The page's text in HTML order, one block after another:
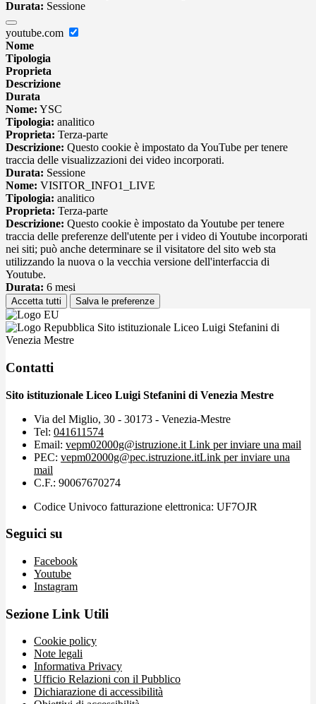
Durata: Sessione
youtube.com
Nome
Tipologia
Proprieta
Descrizione
Durata
Nome: YSC
Tipologia: analitico
Proprieta: Terza-parte
Descrizione: Questo cookie è impostato da YouTube per tenere
traccia delle visualizzazioni dei video incorporati.
Durata: Sessione
Nome: VISITOR_INFO1_LIVE
Tipologia: analitico
Proprieta: Terza-parte
Descrizione: Questo cookie è impostato da Youtube per tenere
traccia delle preferenze dell'utente per i video di Youtube incorporati
nei siti; può anche determinare se il visitatore del sito web sta
utilizzando la nuova o la vecchia versione dell'interfaccia di
Youtube.
Durata: 6 mesi
Accetta tutti Salva le preferenze
Sito istituzionale Liceo Luigi Stefanini di
Venezia Mestre
Contatti
Sito istituzionale Liceo Luigi Stefanini di Venezia Mestre
Via del Miglio, 30 - 30173 - Venezia-Mestre
Tel: 041611574
Email: vepm02000g@istruzione.it Link per inviare una mail
PEC: vepm02000g@pec.istruzione.itLink per inviare una
mail
C.F.: 90067670274
Codice Univoco fatturazione elettronica: UF7OJR
Seguici su
Facebook
Youtube
Instagram
Sezione Link Utili
Cookie policy
Note legali
Informativa Privacy
Ufficio Relazioni con il Pubblico
Dichiarazione di accessibilità